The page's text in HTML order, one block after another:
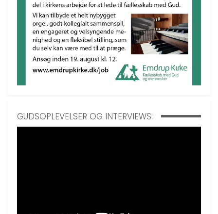
GUDSOPLEVELSER OG INTERVIEWS: